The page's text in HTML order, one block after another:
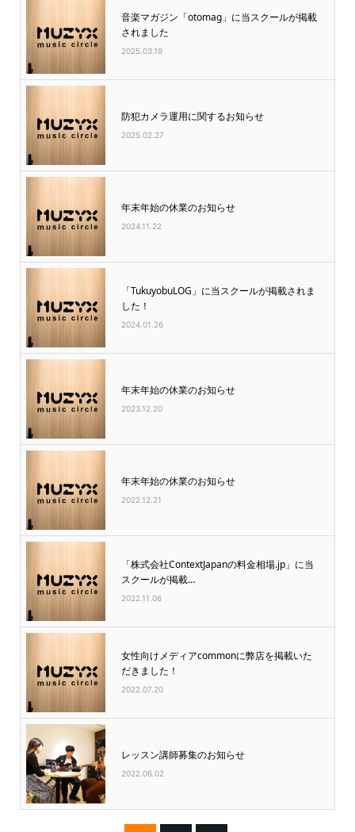
音楽マガジン「otomag」に当スクールが掲載
されました
2025.03.19
防犯カメラ運用に関するお知らせ
2025.02.27
年末年始の休業のお知らせ
2024.11.22
「TukuyobuLOG」に当スクールが掲載されま
した！
2024.01.26
年末年始の休業のお知らせ
2023.12.20
年末年始の休業のお知らせ
2022.12.21
「株式会社ContextJapanの料金相場.jp」に当
スクールが掲載…
2022.11.06
女性向けメディアcommonに弊店を掲載いた
だきました！
2022.07.20
レッスン講師募集のお知らせ
2022.06.02